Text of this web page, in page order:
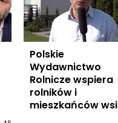
Polskie
Wydawnictwo
Rolnicze wspiera
rolników i
mieszkańców wsi